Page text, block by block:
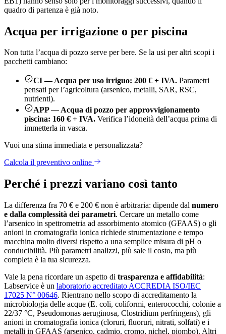
quadro di partenza è già noto.
Acqua per irrigazione o per piscina
Non tutta l’acqua di pozzo serve per bere. Se la usi per altri scopi i
pacchetti cambiano:
CI — Acqua per uso irriguo: 200 € + IVA. Parametri
pensati per l’agricoltura (arsenico, metalli, SAR, RSC,
nutrienti).
APP — Acqua di pozzo per approvvigionamento
piscina: 160 € + IVA. Verifica l’idoneità dell’acqua prima di
immetterla in vasca.
Vuoi una stima immediata e personalizzata?
Calcola il preventivo online
Perché i prezzi variano così tanto
La differenza fra 70 € e 200 € non è arbitraria: dipende dal numero
e dalla complessità dei parametri. Cercare un metallo come
l’arsenico in spettrometria ad assorbimento atomico (GFAAS) o gli
anioni in cromatografia ionica richiede strumentazione e tempo
macchina molto diversi rispetto a una semplice misura di pH o
conducibilità. Più parametri analizzi, più sale il costo, ma più
completa è la tua sicurezza.
Vale la pena ricordare un aspetto di trasparenza e affidabilità:
Labservice è un laboratorio accreditato ACCREDIA ISO/IEC
17025 N° 00646. Rientrano nello scopo di accreditamento la
microbiologia delle acque (E. coli, coliformi, enterococchi, colonie a
22/37 °C, Pseudomonas aeruginosa, Clostridium perfringens), gli
anioni in cromatografia ionica (cloruri, fluoruri, nitrati, solfati) e i
metalli in GFAAS (arsenico, cadmio, cromo, nichel, piombo). Altri